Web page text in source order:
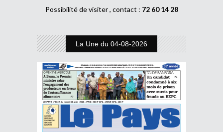
Possibilité de visiter , contact : 72 60 14 28
La Une du 04-08-2026